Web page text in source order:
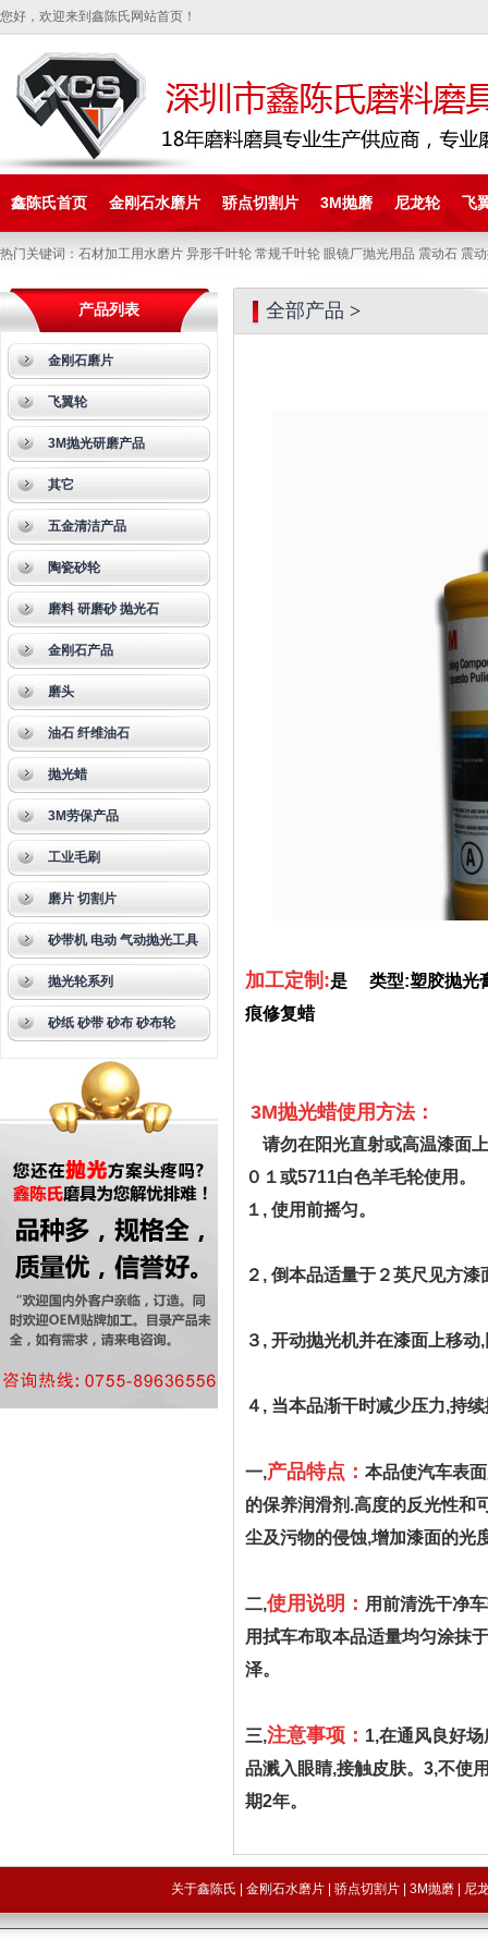
您好，欢迎来到鑫陈氏网站首页！
鑫陈氏首页 金刚石水磨片 骄点切割片 3M抛磨 尼龙轮 飞
热门关键词：石材加工用水磨片 异形千叶轮 常规千叶轮 眼镜厂抛光用品 震动石 震
产品列表
金刚石磨片
飞翼轮
3M抛光研磨产品
其它
五金清洁产品
陶瓷砂轮
磨料 研磨砂 抛光石
金刚石产品
磨头
油石 纤维油石
抛光蜡
3M劳保产品
工业毛刷
磨片 切割片
砂带机 电动 气动抛光工具
抛光轮系列
砂纸 砂带 砂布 砂布轮
全部产品 >
加工定制:是 类型:塑胶抛
痕修复蜡
3M抛光蜡使用方法：
请勿在阳光直射或高温漆面
０１或5711白色羊毛轮使用。
１, 使用前摇匀。
２, 倒本品适量于２英尺见方
３, 开动抛光机并在漆面上移动
４, 当本品渐干时减少压力,持
一,产品特点： 本品使汽车表
的保养润滑剂.高度的反光性和
尘及污物的侵蚀,增加漆面的光
二,使用说明： 用前清洗干净
用拭车布取本品适量均匀涂抹
泽。
三,注意事项： 1,在通风良好
品溅入眼睛,接触皮肤。3,不使
期2年。
关于鑫陈氏 金刚石水磨片 骄点切割片 3M抛磨 尼